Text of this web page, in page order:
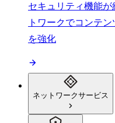
セキュリティ機能が
トワークでコンテ
を強化
ネットワークサービス